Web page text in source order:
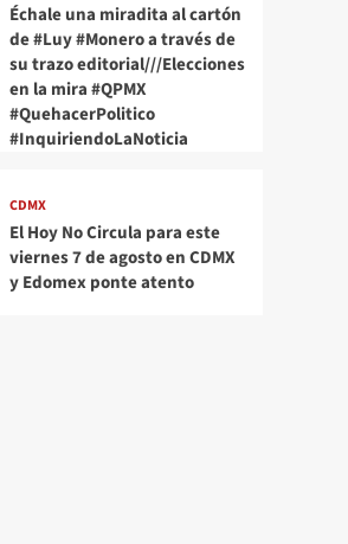
Échale una miradita al cartón
de #Luy #Monero a través de
su trazo editorial///Elecciones
en la mira #QPMX
#QuehacerPolitico
#InquiriendoLaNoticia
CDMX
El Hoy No Circula para este
viernes 7 de agosto en CDMX
y Edomex ponte atento